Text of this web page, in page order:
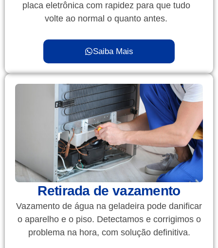
placa eletrônica com rapidez para que tudo
volte ao normal o quanto antes.
Saiba Mais
Retirada de vazamento
Vazamento de água na geladeira pode danificar
o aparelho e o piso. Detectamos e corrigimos o
problema na hora, com solução definitiva.